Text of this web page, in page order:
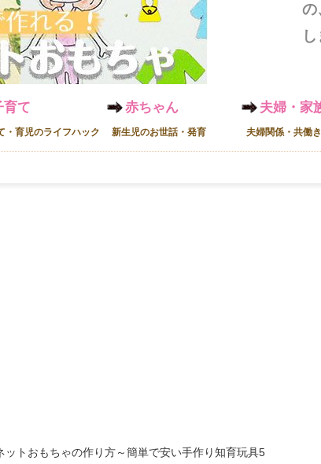
の
育て
・育児のライフハック
赤ちゃん
新生児のお世話・発育
夫婦・家
夫婦関係・共働
ットおもちゃの作り方～簡単で安い手作り知育玩具5